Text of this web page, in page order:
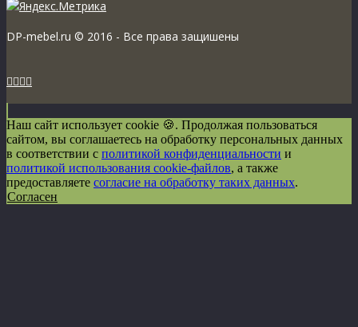
DP-mebel.ru © 2016 - Все права защишены

Наш сайт использует cookie 🍪. Продолжая пользоваться
сайтом, вы соглашаетесь на обработку персональных данных
в соответствии с политикой конфиденциальности и
политикой использования cookie-файлов, а также
предоставляете согласие на обработку таких данных.
Согласен